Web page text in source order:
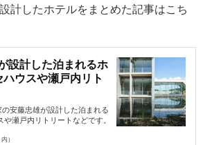
計したホテルをまとめた記事はこち
設計した泊まれるホ
ウスや瀬戸内リト
安藤忠雄が設計した泊まれる
瀬戸内リトリートなどです。
）